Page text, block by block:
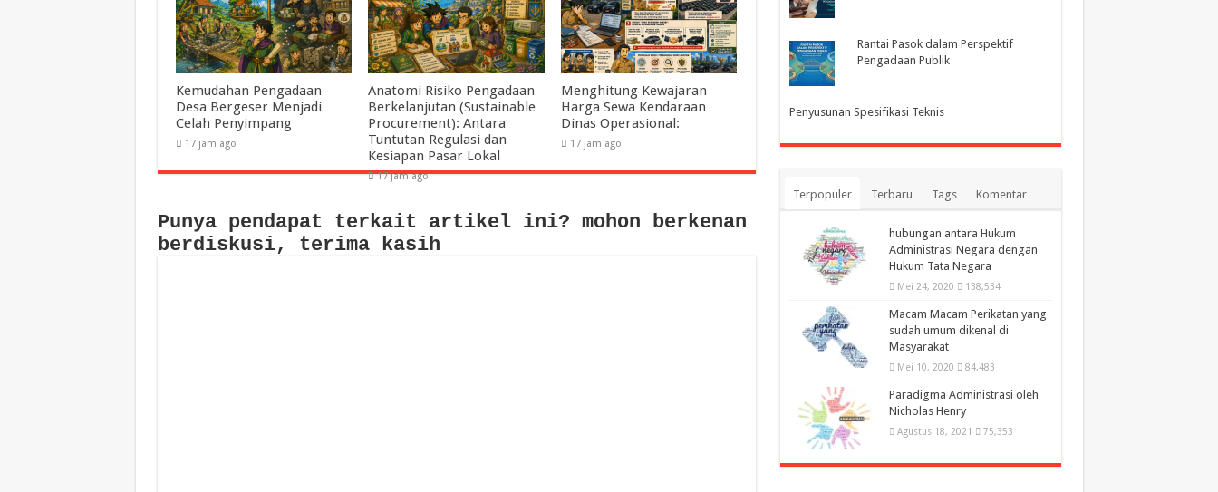
Kemudahan Pengadaan
Desa Bergeser Menjadi
Celah Penyimpang
17 jam ago
Anatomi Risiko Pengadaan
Berkelanjutan (Sustainable
Procurement): Antara
Tuntutan Regulasi dan
Kesiapan Pasar Lokal
17 jam ago
Menghitung Kewajaran
Harga Sewa Kendaraan
Dinas Operasional:
17 jam ago
Punya pendapat terkait artikel ini? mohon berkenan
berdiskusi, terima kasih
Rantai Pasok dalam Perspektif
Pengadaan Publik
Penyusunan Spesifikasi Teknis
Terpopuler Terbaru Tags Komentar
hubungan antara Hukum
Administrasi Negara dengan
Hukum Tata Negara
Mei 24, 2020 138,534
Macam Macam Perikatan yang
sudah umum dikenal di
Masyarakat
Mei 10, 2020 84,483
Paradigma Administrasi oleh
Nicholas Henry
Agustus 18, 2021 75,353